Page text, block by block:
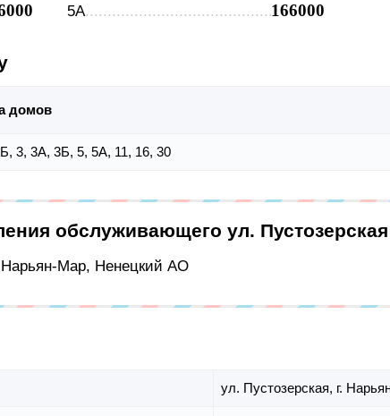
5А 166000
домов
3, 3А, 3Б, 5, 5А, 11, 16, 30
обслуживающего ул. Пустозерская
Мар, Ненецкий АО
ул. Пустозерская, г.